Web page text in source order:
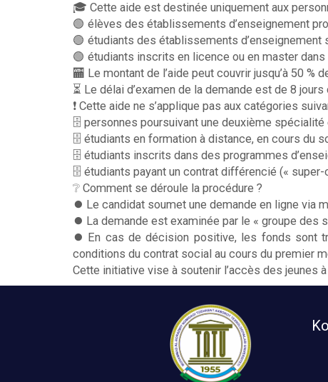
🎓 Cette aide est destinée uniquement aux
🟢 élèves des établissements d’enseignement
🟢 étudiants des établissements d’enseignement
🟢 étudiants inscrits en licence ou en master
🏧 Le montant de l’aide peut couvrir jusqu’à 50
⏳ Le délai d’examen de la demande est de 8 jours
❗️ Cette aide ne s’applique pas aux catégories
🗄 personnes poursuivant une deuxième spécialité
🗄 étudiants en formation à distance, en cours du
🗄 étudiants inscrits dans des programmes
🗄 étudiants payant un contrat différencié (« super-
❔ Comment se déroule la procédure ?
⏺️ Le candidat soumet une demande en ligne via
⏺️ La demande est examinée par le « groupe des
⏺️ En cas de décision positive, les fonds sont
conditions du contrat social au cours du premier
Cette initiative vise à soutenir l’accès des jeunes